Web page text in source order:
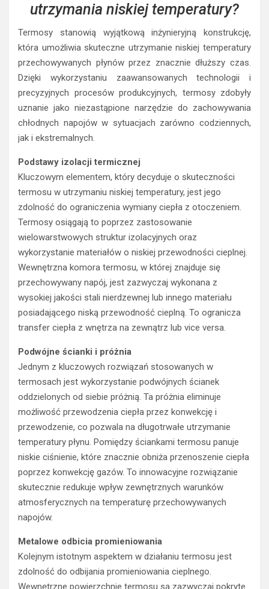
utrzymania niskiej temperatury?
Termosy stanowią wyjątkową inżynieryjną konstrukcję,
która umożliwia skuteczne utrzymanie niskiej temperatury
przechowywanych płynów przez znacznie dłuższy czas.
Dzięki wykorzystaniu zaawansowanych technologii i
precyzyjnych procesów produkcyjnych, termosy zdobyły
uznanie jako niezastąpione narzędzie do zachowywania
chłodnych napojów w sytuacjach zarówno codziennych,
jak i ekstremalnych.
Podstawy izolacji termicznej
Kluczowym elementem, który decyduje o skuteczności
termosu w utrzymaniu niskiej temperatury, jest jego
zdolność do ograniczenia wymiany ciepła z otoczeniem.
Termosy osiągają to poprzez zastosowanie
wielowarstwowych struktur izolacyjnych oraz
wykorzystanie materiałów o niskiej przewodności cieplnej.
Wewnętrzna komora termosu, w której znajduje się
przechowywany napój, jest zazwyczaj wykonana z
wysokiej jakości stali nierdzewnej lub innego materiału
posiadającego niską przewodność cieplną. To ogranicza
transfer ciepła z wnętrza na zewnątrz lub vice versa.
Podwójne ścianki i próżnia
Jednym z kluczowych rozwiązań stosowanych w
termosach jest wykorzystanie podwójnych ścianek
oddzielonych od siebie próżnią. Ta próżnia eliminuje
możliwość przewodzenia ciepła przez konwekcję i
przewodzenie, co pozwala na długotrwałe utrzymanie
temperatury płynu. Pomiędzy ściankami termosu panuje
niskie ciśnienie, które znacznie obniża przenoszenie ciepła
poprzez konwekcję gazów. To innowacyjne rozwiązanie
skutecznie redukuje wpływ zewnętrznych warunków
atmosferycznych na temperaturę przechowywanych
napojów.
Metalowe odbicia promieniowania
Kolejnym istotnym aspektem w działaniu termosu jest
zdolność do odbijania promieniowania cieplnego.